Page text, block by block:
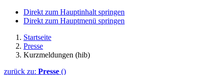
Direkt zum Hauptinhalt springen
Direkt zum Hauptmenü springen
Startseite
Presse
Kurzmeldungen (hib)
zurück zu: Presse ()